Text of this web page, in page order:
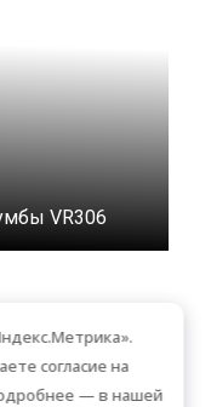
VR306
согласие на
— в нашей